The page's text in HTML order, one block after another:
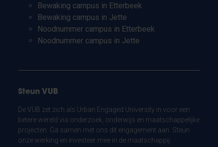
Bewaking campus in Etterbeek
Bewaking campus in Jette
Noodnummer campus in Etterbeek
Noodnummer campus in Jette
Steun VUB
De VUB zet zich als Urban Engaged University in voor een
betere wereld via onderzoek, onderwijs en maatschappelijke
projecten. Ga samen met ons dit engagement aan. Steun
onze werking en investeer mee in de maatschappij.